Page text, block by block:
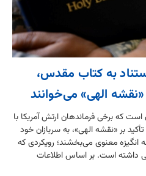
به کتاب مقدس،
الهی» می‌خوانند
که برخی فرماندهان ارتش آمریکا با
بر «نقشه الهی»، به سربازان خود
انگیزه معنوی می‌بخشند؛ رویکردی که
داشته است. بر اساس اطلاعات